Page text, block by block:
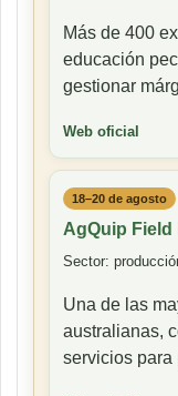
Más de 400
educación
gestionar
Web oficial
18–20 de agosto
AgQuip Field
Sector:
Una de las
australianas,
servicios para